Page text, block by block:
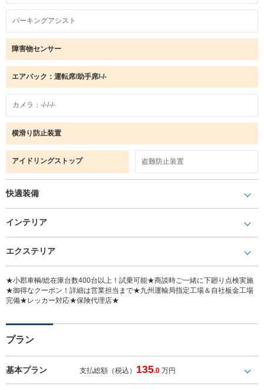
パーキングアシスト
障害物センサー
エアバック：運転席/助手席/-/-
カメラ：-/-/-/-
横滑り防止装置
アイドリングストップ 盗難防止装置
快適装備
インテリア
エクステリア
★小郡車輌/総在庫台数400台以上！試乗可能★商談時ご一緒に下廻り点検実施
★御得なクーポン！詳細は営業担当まで★九州運輸局指定工場＆自社板金工場
完備★レッカー対応★保険代理店★
プラン
基本プラン 支払総額（税込） 135.0 万円